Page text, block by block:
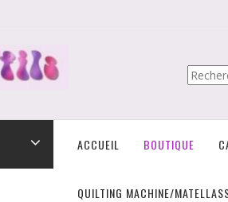
pour :
ACCUEIL BOUTIQUE
QUILTING MACHINE/